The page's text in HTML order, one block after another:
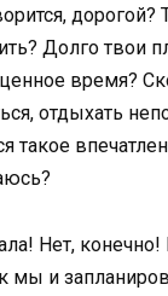
дорогой?
Долго твои
время?
отдыхать
такое
Нет, конечно!
мы и